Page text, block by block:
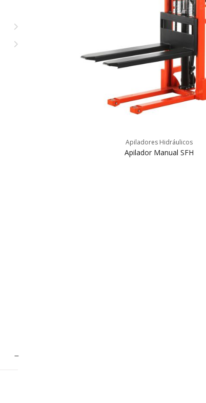
Apiladores Hidráulicos
Apilador Manual SFH